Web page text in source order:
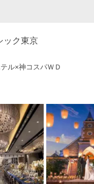
ック東京
ル×神コスパＷＤ